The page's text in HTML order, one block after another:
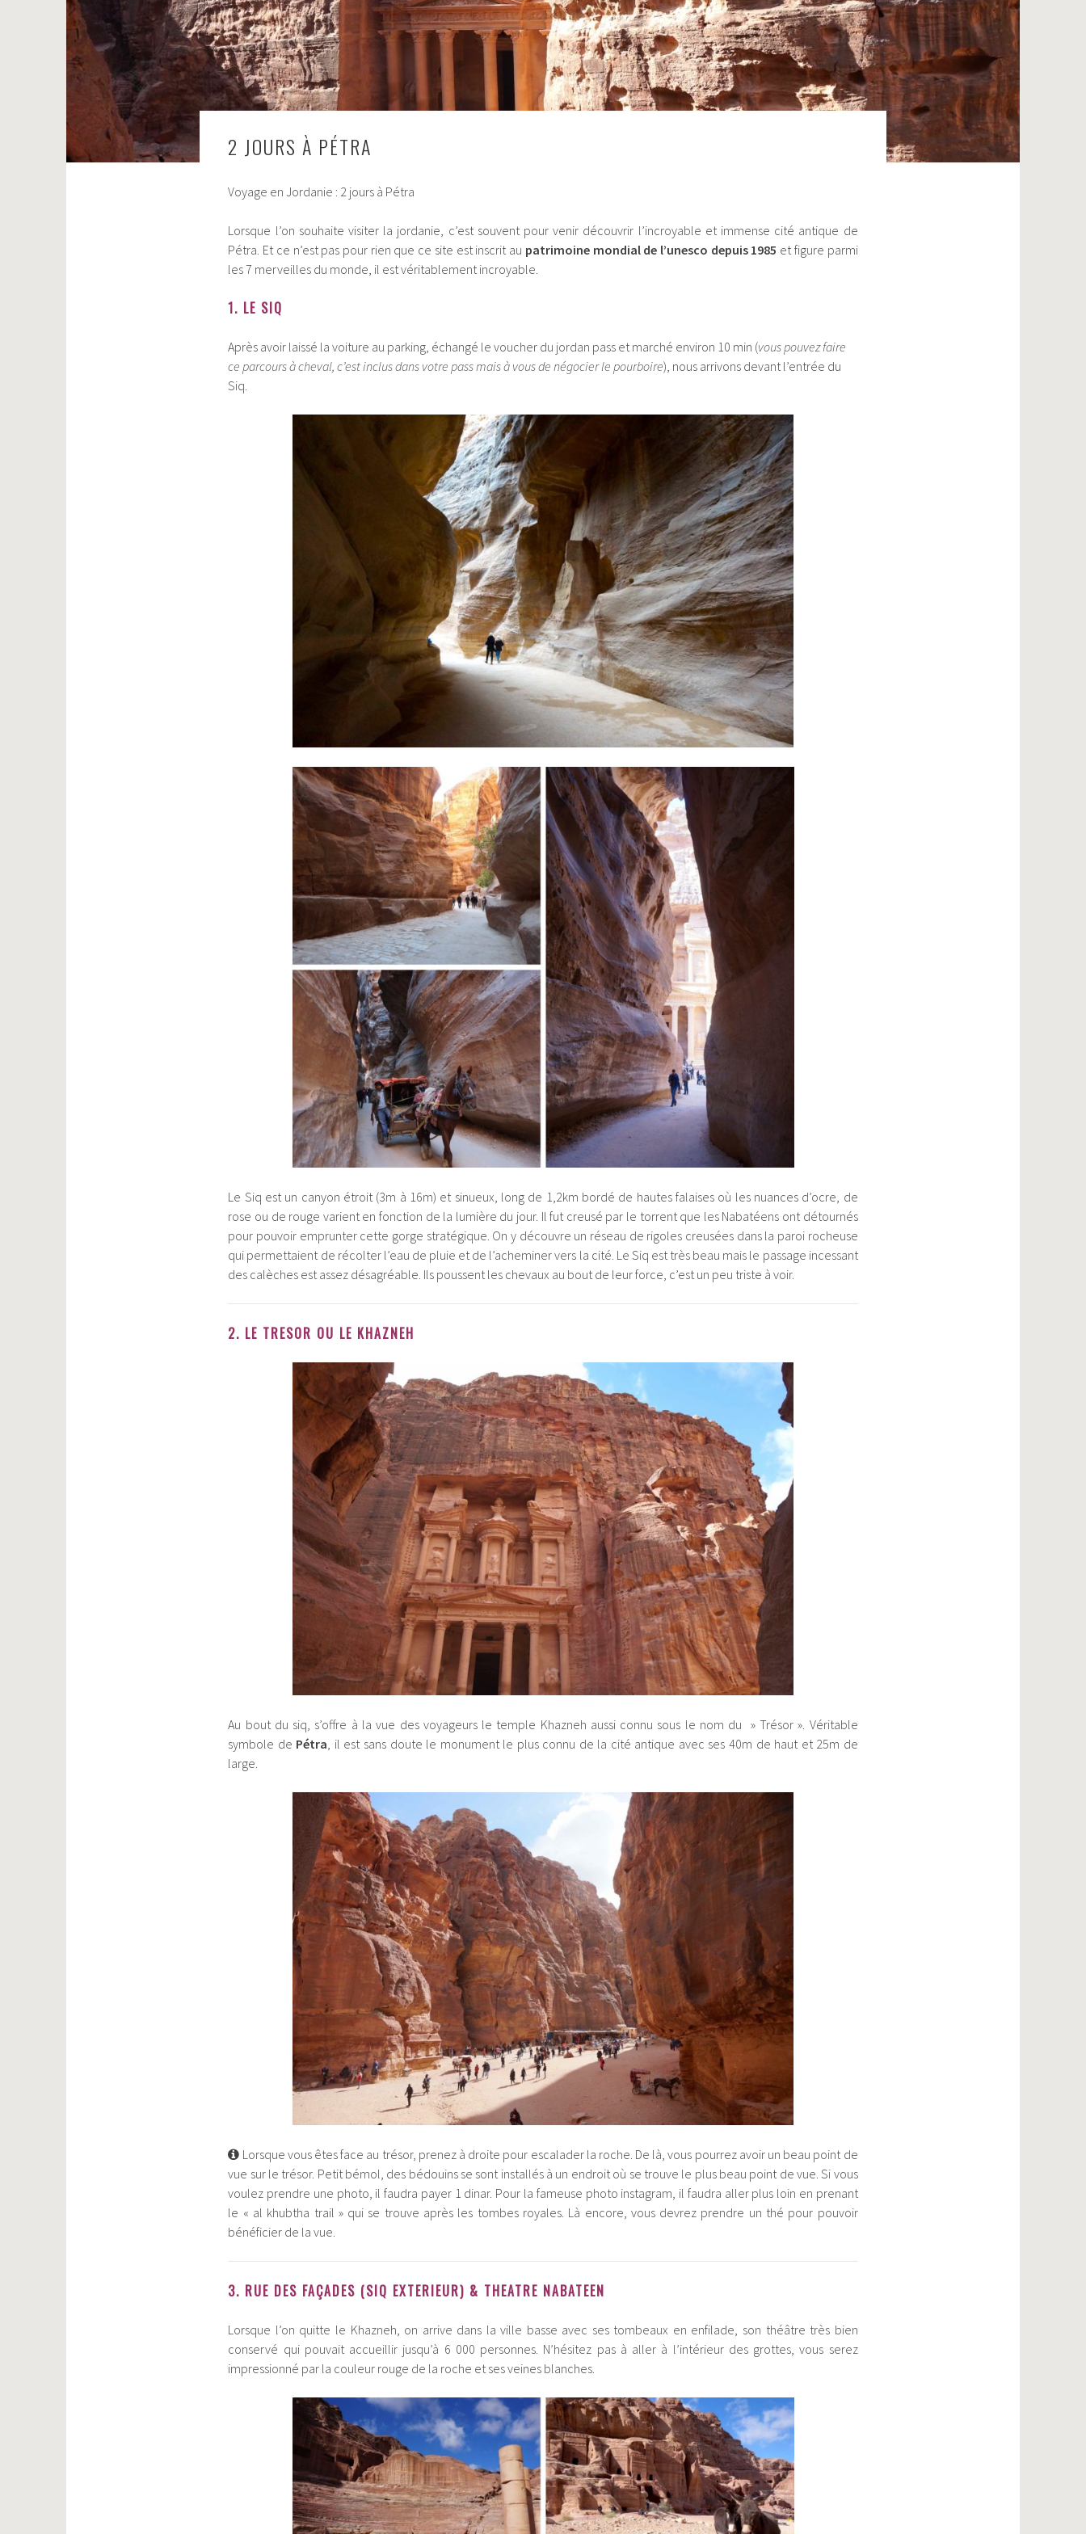
2 JOURS À PÉTRA
Voyage en Jordanie : 2 jours à Pétra
Lorsque l’on souhaite visiter la jordanie, c’est souvent pour venir découvrir l’incroyable et immense cité antique de
Pétra. Et ce n’est pas pour rien que ce site est inscrit au patrimoine mondial de l’unesco depuis 1985 et figure parmi
les 7 merveilles du monde, il est véritablement incroyable.
1. LE SIQ
Après avoir laissé la voiture au parking, échangé le voucher du jordan pass et marché environ 10 min (vous pouvez faire
ce parcours à cheval, c’est inclus dans votre pass mais à vous de négocier le pourboire), nous arrivons devant l’entrée du
Siq.
Le Siq est un canyon étroit (3m à 16m) et sinueux, long de 1,2km bordé de hautes falaises où les nuances d’ocre, de
rose ou de rouge varient en fonction de la lumière du jour. Il fut creusé par le torrent que les Nabatéens ont détournés
pour pouvoir emprunter cette gorge stratégique. On y découvre un réseau de rigoles creusées dans la paroi rocheuse
qui permettaient de récolter l’eau de pluie et de l’acheminer vers la cité. Le Siq est très beau mais le passage incessant
des calèches est assez désagréable. Ils poussent les chevaux au bout de leur force, c’est un peu triste à voir.
2. LE TRESOR OU LE KHAZNEH
Au bout du siq, s’offre à la vue des voyageurs le temple Khazneh aussi connu sous le nom du » Trésor ». Véritable
symbole de Pétra , il est sans doute le monument le plus connu de la cité antique avec ses 40m de haut et 25m de
large.
Lorsque vous êtes face au trésor, prenez à droite pour escalader la roche. De là, vous pourrez avoir un beau point de
vue sur le trésor. Petit bémol, des bédouins se sont installés à un endroit où se trouve le plus beau point de vue. Si vous
voulez prendre une photo, il faudra payer 1 dinar. Pour la fameuse photo instagram, il faudra aller plus loin en prenant
le « al khubtha trail » qui se trouve après les tombes royales. Là encore, vous devrez prendre un thé pour pouvoir
bénéficier de la vue.
3. RUE DES FAÇADES (SIQ EXTERIEUR) & THEATRE NABATEEN
Lorsque l’on quitte le Khazneh, on arrive dans la ville basse avec ses tombeaux en enfilade, son théâtre très bien
conservé qui pouvait accueillir jusqu’à 6 000 personnes. N’hésitez pas à aller à l’intérieur des grottes, vous serez
impressionné par la couleur rouge de la roche et ses veines blanches.